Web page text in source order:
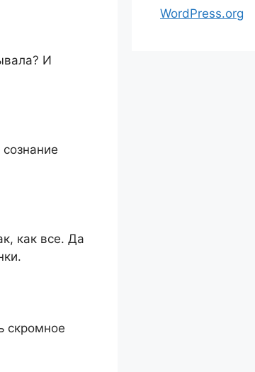
И
как все. Да
скромное
WordPress.org